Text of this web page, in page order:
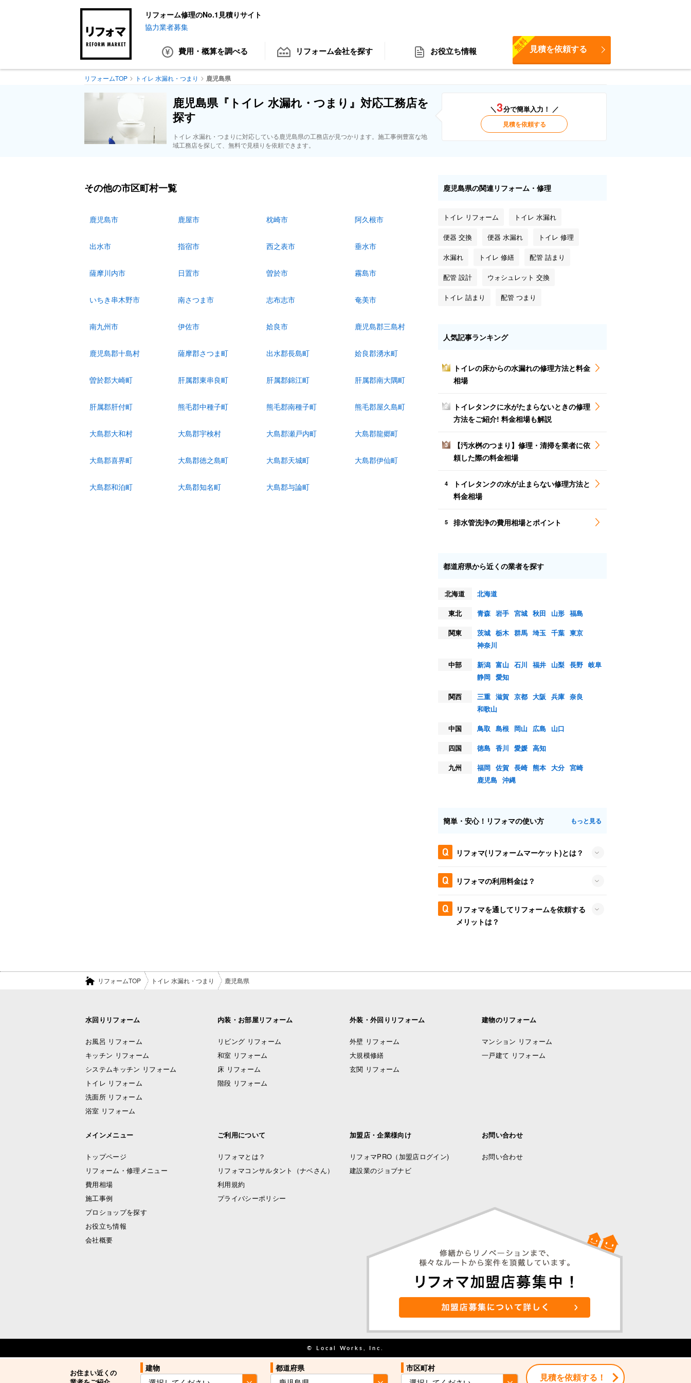
リフォーム修理のNo.1見積りサイト
協力業者募集
費用・概算を調べる リフォーム会社を探す お役立ち情報 見積を依頼する
無料
リフォームTOP トイレ 水漏れ・つまり 鹿児島県
鹿児島県『トイレ 水漏れ・つまり』対応工務店を
探す
トイレ 水漏れ・つまりに対応している鹿児島県の工務店が見つかります。施工事例豊富な地
域工務店を探して、無料で見積りを依頼できます。
＼3分で簡単入力！ ／
見積を依頼する
お住まい近くの
建物 都道府県 市区町村
見積を依頼する！
お住まい近くの
見積を依頼する
その他の市区町村一覧
鹿児島市 鹿屋市 枕崎市 阿久根市
出水市 指宿市 西之表市 垂水市
薩摩川内市 日置市 曽於市 霧島市
いちき串木野市 南さつま市 志布志市 奄美市
南九州市 伊佐市 姶良市 鹿児島郡三島村
鹿児島郡十島村 薩摩郡さつま町 出水郡長島町 姶良郡湧水町
曽於郡大崎町 肝属郡東串良町 肝属郡錦江町 肝属郡南大隅町
肝属郡肝付町 熊毛郡中種子町 熊毛郡南種子町 熊毛郡屋久島町
大島郡大和村 大島郡宇検村 大島郡瀬戸内町 大島郡龍郷町
大島郡喜界町 大島郡徳之島町 大島郡天城町 大島郡伊仙町
大島郡和泊町 大島郡知名町 大島郡与論町
鹿児島県の関連リフォーム・修理
トイレ リフォーム トイレ 水漏れ
便器 交換 便器 水漏れ トイレ 修理
水漏れ トイレ 修繕 配管 詰まり
配管 設計 ウォシュレット 交換
トイレ 詰まり 配管 つまり
人気記事ランキング
1
トイレの床からの水漏れの修理方法と料金
相場
2
トイレタンクに水がたまらないときの修理
方法をご紹介! 料金相場も解説
3
【汚水桝のつまり】修理・清掃を業者に依
頼した際の料金相場
4
トイレタンクの水が止まらない修理方法と
料金相場
5 排水管洗浄の費用相場とポイント
都道府県から近くの業者を探す
北海道
北海道
東北
青森 岩手 宮城 秋田 山形 福島
関東
茨城 栃木 群馬 埼玉 千葉 東京
神奈川
中部
新潟 富山 石川 福井 山梨 長野 岐阜
静岡 愛知
関西
三重 滋賀 京都 大阪 兵庫 奈良
和歌山
中国
鳥取 島根 岡山 広島
山口
四国
徳島 香川 愛媛 高知
九州
福岡 佐賀 長崎 熊本 大分 宮崎
鹿児島 沖縄
簡単・安心！リフォマの使い方 もっと見る
リフォマ(リフォームマーケット)とは？
リフォマの利用料金は？
リフォマを通してリフォームを依頼する
メリットは？
リフォームTOP トイレ 水漏れ・つまり 鹿児島県
水回りリフォーム
お風呂 リフォーム
キッチン リフォーム
システムキッチン リフォーム
トイレ リフォーム
洗面所 リフォーム
浴室 リフォーム
内装・お部屋リフォーム
リビング リフォーム
和室 リフォーム
床 リフォーム
階段 リフォーム
外装・外回りリフォーム
外壁 リフォーム
大規模修繕
玄関 リフォーム
建物のリフォーム
マンション リフォーム
一戸建て リフォーム
メインメニュー
トップページ
リフォーム・修理メニュー
費用相場
施工事例
プロショップを探す
お役立ち情報
会社概要
ご利用について
リフォマとは？
リフォマコンサルタント（ナベさん）
利用規約
プライバシーポリシー
加盟店・企業様向け
リフォマPRO （加盟店ログイン)
建設業のジョブナビ
お問い合わせ
お問い合わせ
© Local Works, Inc.
お住まい近くの
建物 都道府県 市区町村
見積を依頼する！
お住まい近くの
見積を依頼する